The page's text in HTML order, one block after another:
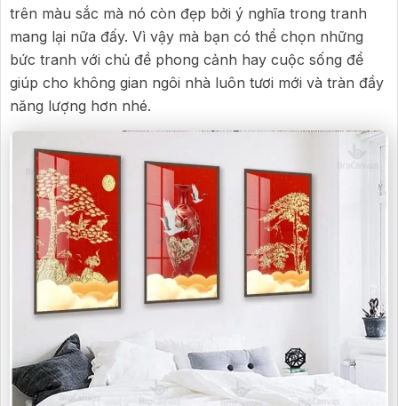
trên màu sắc mà nó còn đẹp bởi ý nghĩa trong tranh
mang lại nữa đấy. Vì vậy mà bạn có thể chọn những
bức tranh với chủ đề phong cảnh hay cuộc sống để
giúp cho không gian ngôi nhà luôn tươi mới và tràn đầy
năng lượng hơn nhé.